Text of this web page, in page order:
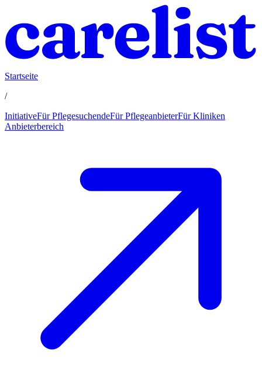
Startseite
/
InitiativeFür PflegesuchendeFür PflegeanbieterFür Kliniken
Anbieterbereich